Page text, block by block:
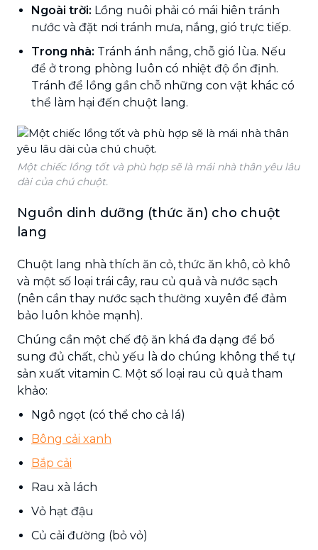
Ngoài trời: Lồng nuôi phải có mái hiên tránh
nước và đặt nơi tránh mưa, nắng, gió trực tiếp.
Trong nhà: Tránh ánh nắng, chỗ gió lùa. Nếu
để ở trong phòng luôn có nhiệt độ ổn định.
Tránh để lồng gần chỗ những con vật khác có
thể làm hại đến chuột lang.
Một chiếc lồng tốt và phù hợp sẽ là mái nhà thân yêu lâu
dài của chú chuột.
Nguồn dinh dưỡng (thức ăn) cho chuột
lang
Chuột lang nhà thích ăn cỏ, thức ăn khô, cỏ khô
và một số loại trái cây, rau củ quả và nước sạch
(nên cần thay nước sạch thường xuyên để đảm
bảo luôn khỏe mạnh).
Chúng cần một chế độ ăn khá đa dạng để bổ
sung đủ chất, chủ yếu là do chúng không thể tự
sản xuất vitamin C. Một số loại rau củ quả tham
khảo:
Ngô ngọt (có thể cho cả lá)
Bông cải xanh
Bắp cải
Rau xà lách
Vỏ hạt đậu
Củ cải đường (bỏ vỏ)